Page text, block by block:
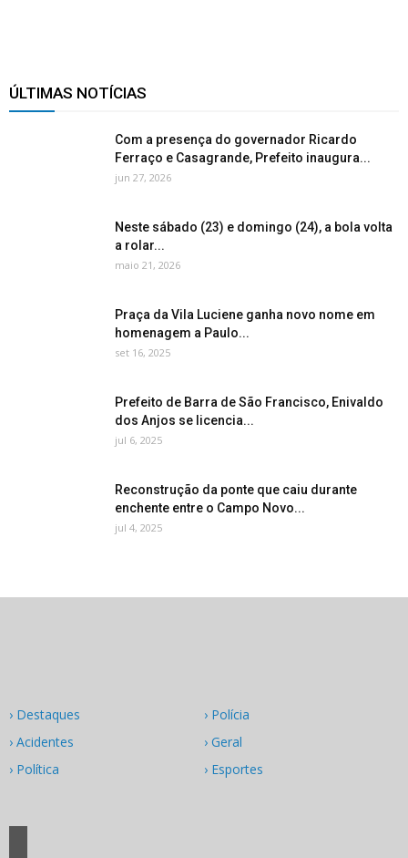
ÚLTIMAS NOTÍCIAS
Com a presença do governador Ricardo
Ferraço e Casagrande, Prefeito inaugura...
jun 27, 2026
Neste sábado (23) e domingo (24), a bola volta
a rolar...
maio 21, 2026
Praça da Vila Luciene ganha novo nome em
homenagem a Paulo...
set 16, 2025
Prefeito de Barra de São Francisco, Enivaldo
dos Anjos se licencia...
jul 6, 2025
Reconstrução da ponte que caiu durante
enchente entre o Campo Novo...
jul 4, 2025
› Destaques
› Acidentes
› Política
› Polícia
› Geral
› Esportes